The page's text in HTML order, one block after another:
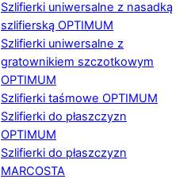
Szlifierki uniwersalne z nasadką
szlifierską OPTIMUM
Szlifierki uniwersalne z
gratownikiem szczotkowym
OPTIMUM
Szlifierki taśmowe OPTIMUM
Szlifierki do płaszczyzn
OPTIMUM
Szlifierki do płaszczyzn
MARCOSTA